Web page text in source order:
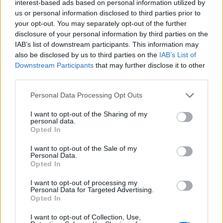
interest-based ads based on personal information utilized by
us or personal information disclosed to third parties prior to
your opt-out. You may separately opt-out of the further
disclosure of your personal information by third parties on the
IAB’s list of downstream participants. This information may
also be disclosed by us to third parties on the IAB’s List of
Downstream Participants that may further disclose it to other
Personal Data Processing Opt Outs
I want to opt-out of the Sharing of my
personal data.
Opted In
I want to opt-out of the Sale of my
Personal Data.
Opted In
I want to opt-out of processing my
Personal Data for Targeted Advertising.
Opted In
I want to opt-out of Collection, Use,
Publicidad
Los aranceles adicionales de Estados Unidos
son del 10% para los productos de la industria
aeronáutica y del 25% para los
agroalimentarios, que se aplican desde el